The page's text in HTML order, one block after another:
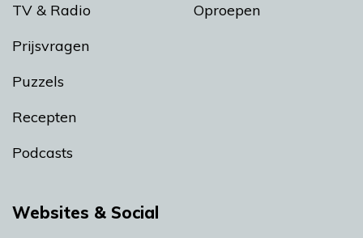
TV & Radio
Prijsvragen
Puzzels
Recepten
Podcasts
Oproepen
Websites & Social